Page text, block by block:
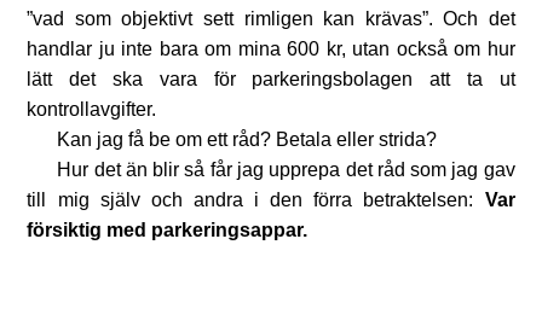
”vad som objektivt sett rimligen kan krävas”. Och det
handlar ju inte bara om mina 600 kr, utan också om hur
lätt det ska vara för parkeringsbolagen att ta ut
kontrollavgifter.
Kan jag få be om ett råd? Betala eller strida?
Hur det än blir så får jag upprepa det råd som jag gav
till mig själv och andra i den förra betraktelsen: Var
försiktig med parkeringsappar.